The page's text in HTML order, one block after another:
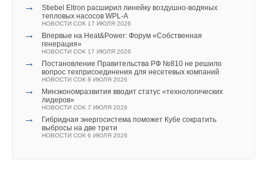
→
Stiebel Eltron расширил линейку воздушно-водяных
тепловых насосов WPL-A
НОВОСТИ СОК 17 ИЮЛЯ 2026
→
Впервые на Heat&Power: Форум «Собственная
генерация»
НОВОСТИ СОК 17 ИЮЛЯ 2026
→
Постановление Правительства РФ №810 не решило
вопрос техприсоединения для несетевых компаний
НОВОСТИ СОК 8 ИЮЛЯ 2026
→
Минэкономразвития вводит статус «технологических
лидеров»
НОВОСТИ СОК 7 ИЮЛЯ 2026
→
Гибридная энергосистема поможет Кубе сократить
выбросы на две трети
НОВОСТИ СОК 6 ИЮЛЯ 2026